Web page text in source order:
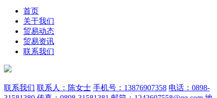
首页
关于我们
贸易动态
贸易资讯
联系我们
联系我们 联系人：陈女士 手机号：13876907358 电话：0898-